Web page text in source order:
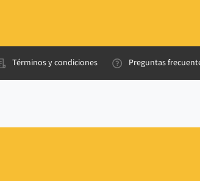
Términos y condiciones Preguntas